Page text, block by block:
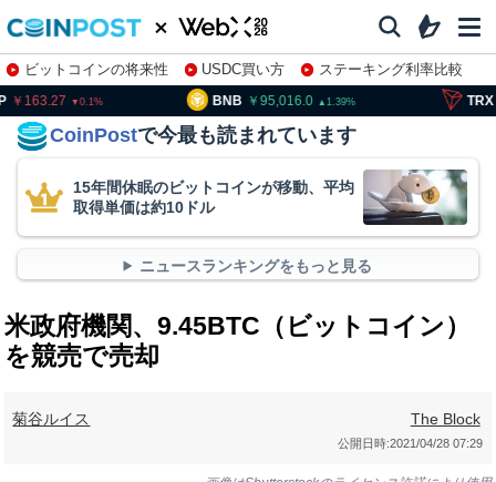
ビットコインの将来性 USDC買い方
ステーキング利率比較
株特集・関連銘柄
163.27 0.1 BNB 95,016.0 1.39 TRX
CoinPostで今最も読まれています
15年間休眠のビットコインが移動、平均
取得単価は約10ドル
ニュースランキングをもっと見る
米政府機関、9.45BTC（ビットコイン）
を競売で売却
菊谷ルイス The Block
公開日時:2021/04/28 07:29